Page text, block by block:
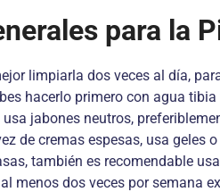
para la
limpiarla dos veces al día,
hacerlo primero con agua
jabones neutros,
de cremas espesas, usa geles
también es recomendable
menos dos veces por semana